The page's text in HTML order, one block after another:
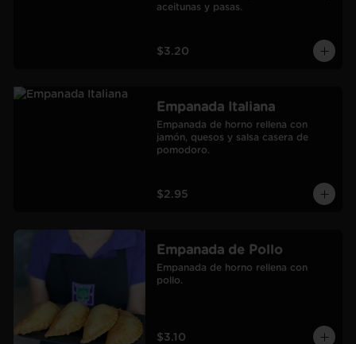
aceitunas y pasas.
$3.20
Empanada Italiana
Empanada de horno rellena con
jamón, quesos y salsa casera de
pomodoro.
$2.95
Empanada de Pollo
Empanada de horno rellena con
pollo.
$3.10